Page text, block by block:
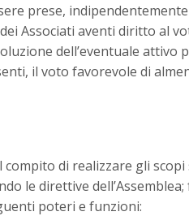
prese,
Associati aventi diritto al
dell’eventuale attivo
il voto favorevole di
di realizzare gli scopi
le direttive dell’Assemblea;
poteri e funzioni: